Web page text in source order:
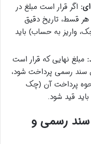
اگر قرار است مبلغ در
قسط، تاریخ دقیق
واریز به حساب) باید
مبلغ نهایی که قرار است
سند رسمی پرداخت شود،
پرداخت آن (چک
قید شود.
سند رسمی و